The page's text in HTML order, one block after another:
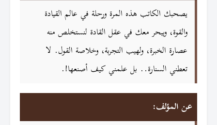
يصحبك الكاتب هذه المرة ورحلة في عالم القيادة
والقوة، ويبحر معك في عقل القادة لنستخلص منه
عصارة الخبرة، ولهيب التجربة، وخلاصة القول. لا
تعطني السنارة.. بل علمني كيف أصنعها!.
عن المؤلف: